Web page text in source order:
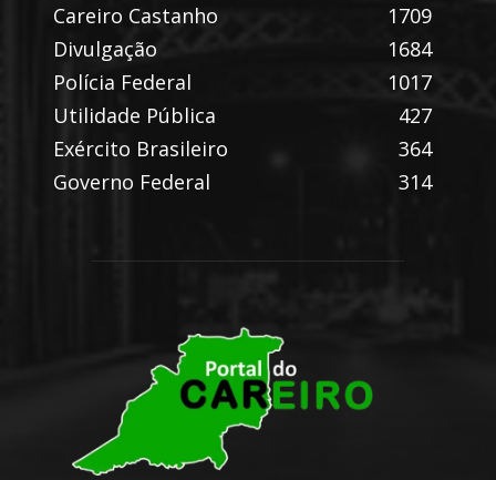
Careiro Castanho
1709
Divulgação
1684
Polícia Federal
1017
Utilidade Pública
427
Exército Brasileiro
364
Governo Federal
314